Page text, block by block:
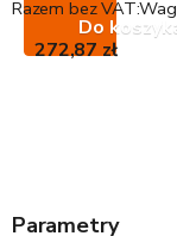
Do
Razem bez VAT:
272,87 zł
Parametry